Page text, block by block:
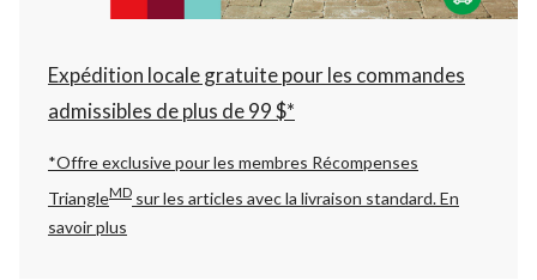
22:00
changer
Expédition locale gratuite pour les commandes
admissibles de plus de 99 $*
*Offre exclusive pour les membres Récompenses
TriangleMD sur les articles avec la livraison standard.En
savoir plus